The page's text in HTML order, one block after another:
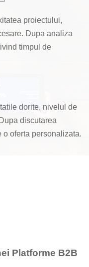
proiectului,
Dupa analiza
timpul de
dorite, nivelul de
discutarea
o oferta personalizata.
Platforme B2B